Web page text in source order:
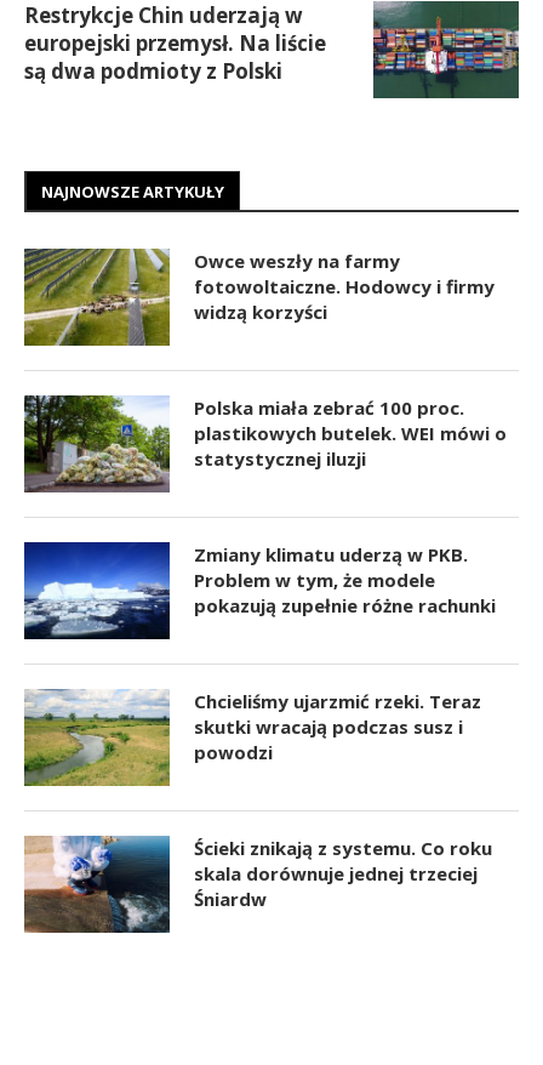
Restrykcje Chin uderzają w
europejski przemysł. Na liście
są dwa podmioty z Polski
NAJNOWSZE ARTYKUŁY
Owce weszły na farmy
fotowoltaiczne. Hodowcy i firmy
widzą korzyści
Polska miała zebrać 100 proc.
plastikowych butelek. WEI mówi o
statystycznej iluzji
Zmiany klimatu uderzą w PKB.
Problem w tym, że modele
pokazują zupełnie różne rachunki
Chcieliśmy ujarzmić rzeki. Teraz
skutki wracają podczas susz i
powodzi
Ścieki znikają z systemu. Co roku
skala dorównuje jednej trzeciej
Śniardw